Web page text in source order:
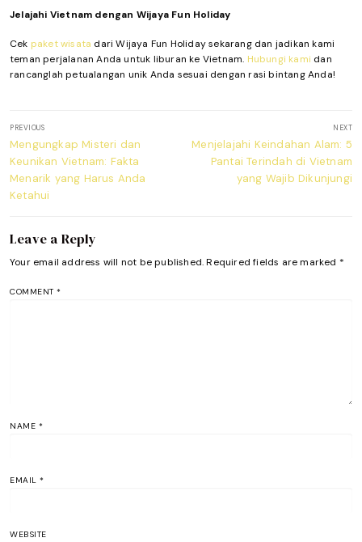
Jelajahi Vietnam dengan Wijaya Fun Holiday
Cek paket wisata dari Wijaya Fun Holiday sekarang dan jadikan kami
teman perjalanan Anda untuk liburan ke Vietnam. Hubungi kami dan
rancanglah petualangan unik Anda sesuai dengan rasi bintang Anda!
navigation
PREVIOUS
Previous
post:
Mengungkap Misteri dan
Keunikan Vietnam: Fakta
Menarik yang Harus Anda
Ketahui
NEXT
Next
post:
Menjelajahi Keindahan Alam: 5
Pantai Terindah di Vietnam
yang Wajib Dikunjungi
Leave a Reply
Your email address will not be published. Required fields are marked *
COMMENT *
NAME *
EMAIL *
WEBSITE